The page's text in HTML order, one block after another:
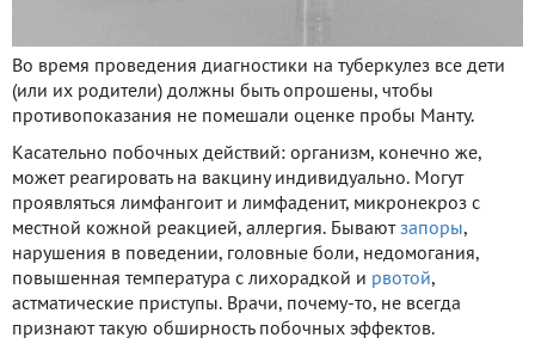
Во время проведения диагностики на туберкулез все дети
(или их родители) должны быть опрошены, чтобы
противопоказания не помешали оценке пробы Манту.
Касательно побочных действий: организм, конечно же,
может реагировать на вакцину индивидуально. Могут
проявляться лимфангоит и лимфаденит, микронекроз с
местной кожной реакцией, аллергия. Бывают запоры,
нарушения в поведении, головные боли, недомогания,
повышенная температура с лихорадкой и рвотой,
астматические приступы. Врачи, почему-то, не всегда
признают такую обширность побочных эффектов.